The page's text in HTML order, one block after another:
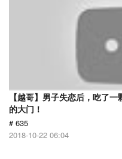
【越哥】男子失恋后，吃了
的大门！
# 635
2018-10-22 06:04